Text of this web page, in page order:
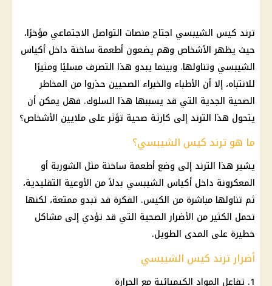
ترند كيس الشيبسي اجتاح منصات التواصل الاجتماعي مؤخرًا،
حيث يظهر الأشخاص وهم يضعون أطعمة ساخنة داخل أكياس
الشيبسي وتناولها. وبينما يبدو هذا التصرف مسليًا ومثيرًا
للانتباه، إلا أن الأطباء والخبراء الصحيين حذروا من المخاطر
الصحية الجدية التي قد يسببها هذا السلوك. فهل يمكن أن
يتحول هذا الترند إلى كارثة صحية تؤثر على ملايين الأشخاص؟
ما هو ترند كيس الشيبسي؟
يشير هذا الترند إلى وضعأطعمة ساخنة مثل الشوربة أو
المعكرونة داخل أكياس الشيبسي بدلاً من الأوعية التقليدية،
ثم تناولها مباشرة من الكيس. الفكرة قد تبدو ممتعة، لكنها
تحمل الكثير من الأضرار الصحية التي قد تؤدي إلى مشاكل
خطيرة على المدى الطويل.
أضرار ترند كيس الشيبسي
1. تفاعل المواد الكيميائية مع الحرارة